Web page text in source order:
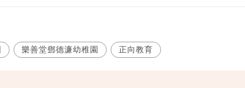
樂善堂鄧德濂幼稚園 正向教育